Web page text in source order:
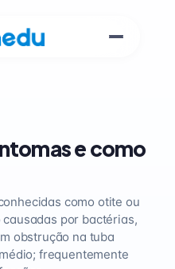
e como
como otite ou
por bactérias,
obstrução na tuba
frequentemente